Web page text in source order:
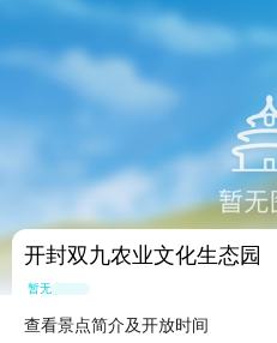
开封双九农业文化生态园
暂无点评
查看景点简介及开放时间